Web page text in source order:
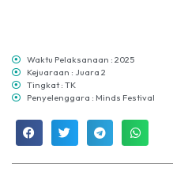
Waktu Pelaksanaan : 2025
Kejuaraan : Juara 2
Tingkat : TK
Penyelenggara : Minds Festival